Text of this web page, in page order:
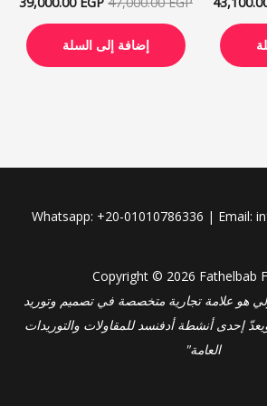
إضافة إلى السلة
Whatsapp: +20-01010786336 | Email:
Copyright © 2026 Fathelbab
هو علامة تجارية متخصصة في تصميم وتوريد
إحدى أنشطة أدفنسد للمقاولات والتوريدات
العامة"